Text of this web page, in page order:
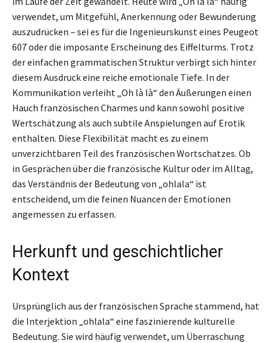
verwendet, um Mitgefühl, Anerkennung oder Bewunderung
auszudrücken – sei es für die Ingenieurskunst eines Peugeot
607 oder die imposante Erscheinung des Eiffelturms. Trotz
der einfachen grammatischen Struktur verbirgt sich hinter
diesem Ausdruck eine reiche emotionale Tiefe. In der
Kommunikation verleiht „Oh là là“ den Äußerungen einen
Hauch französischen Charmes und kann sowohl positive
Wertschätzung als auch subtile Anspielungen auf Erotik
enthalten. Diese Flexibilität macht es zu einem
unverzichtbaren Teil des französischen Wortschatzes. Ob
in Gesprächen über die französische Kultur oder im Alltag,
das Verständnis der Bedeutung von „ohlala“ ist
entscheidend, um die feinen Nuancen der Emotionen
angemessen zu erfassen.
Herkunft und geschichtlicher
Kontext
Ursprünglich aus der französischen Sprache stammend, hat
die Interjektion „ohlala“ eine faszinierende kulturelle
Bedeutung. Sie wird häufig verwendet, um Überraschung